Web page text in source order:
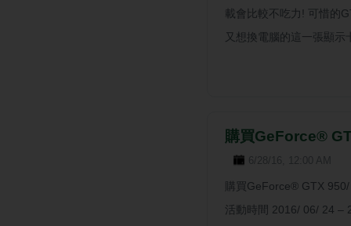
載會比較不吃力! 可惜的
又想換電腦的這一張顯
購買GeForce®
6/28/16, 12:00 AM
購買GeForce® GTX
活動時間 2016/ 06/ 24 –